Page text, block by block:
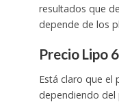
resultados que
depende de los
Precio Lipo
Está claro que el
dependiendo del